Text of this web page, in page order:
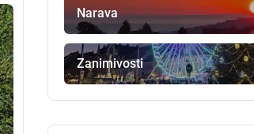
Narava
Zanimivosti